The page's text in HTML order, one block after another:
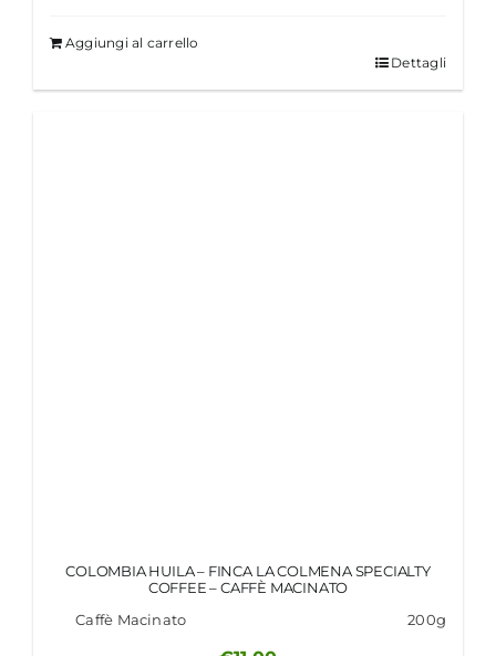
Aggiungi al carrello
Dettagli
COLOMBIA HUILA – FINCA LA COLMENA SPECIALTY
COFFEE – CAFFÈ MACINATO
Caffè Macinato
200g